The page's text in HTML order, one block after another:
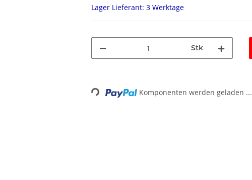
Lager Lieferant: 3 Werktage
Stk
Loading... Komponenten werden geladen ...